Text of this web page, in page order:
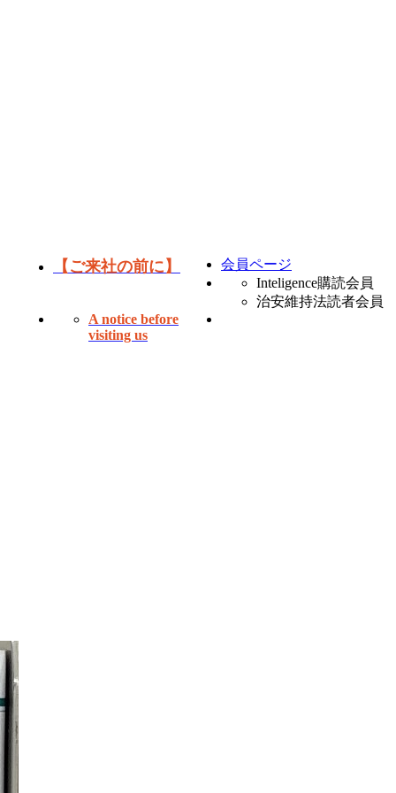
【ご来社の前に】
会員ページ
Inteligence購読会員
治安維持法読者会員
A notice before
visiting us